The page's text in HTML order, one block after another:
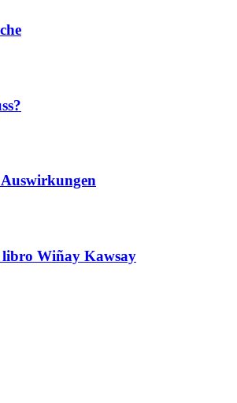
Auswirkungen
Wiñay Kawsay